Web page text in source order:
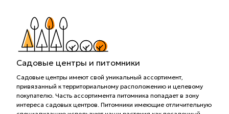
Садовые центры и питомники
Садовые центры имеют свой уникальный ассортимент,
привязанный к территориальному расположению и целевому
покупателю. Часть ассортимента питомника попадает в зону
интереса садовых центров. Питомники имеющие отличительную